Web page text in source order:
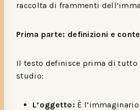
raccolta di frammenti
Prima parte: definizioni e
Il testo definisce prima di tutto
studio:
L’oggetto: È